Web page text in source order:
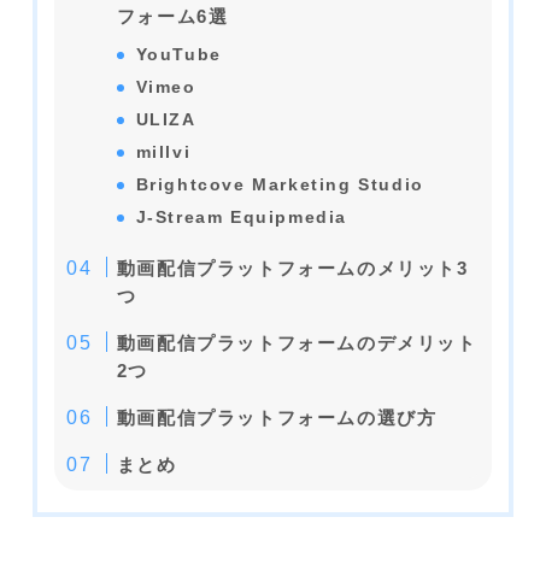
フォーム6選
YouTube
Vimeo
ULIZA
millvi
Brightcove Marketing Studio
J-Stream Equipmedia
動画配信プラットフォームのメリット3
つ
動画配信プラットフォームのデメリット
2つ
動画配信プラットフォームの選び方
まとめ